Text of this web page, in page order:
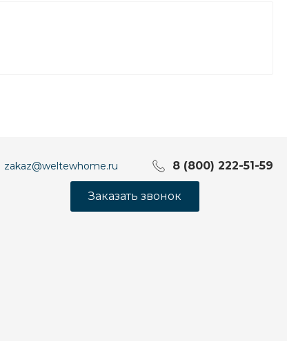
zakaz@weltewhome.ru 8 (800) 222-51-59
Заказать звонок